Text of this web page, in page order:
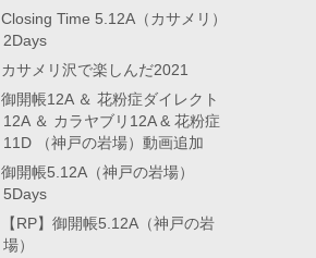
Closing Time 5.12A（カサメリ）
2Days
カサメリ沢で楽しんだ2021
御開帳12A ＆ 花粉症ダイレクト
12A ＆ カラヤブリ12A & 花粉症
11D （神戸の岩場）動画追加
御開帳5.12A（神戸の岩場）
5Days
【RP】御開帳5.12A（神戸の岩
場）